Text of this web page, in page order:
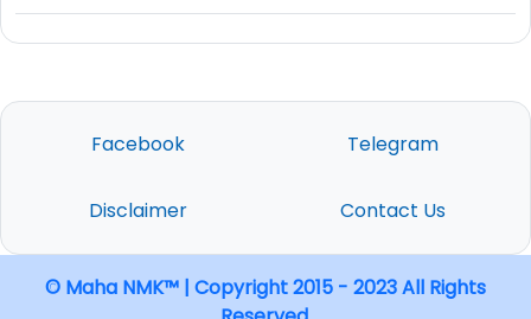
Facebook Telegram
Disclaimer Contact Us
© Maha NMK™ | Copyright 2015 - 2023 All Rights